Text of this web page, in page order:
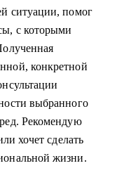
ситуации, помог
c которыми
конкретной
выбранного
Рекомендую
хочет сделать
жизни.